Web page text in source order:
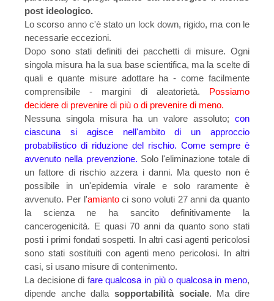
post ideologico.
Lo scorso anno c'è stato un lock down, rigido, ma con le
necessarie eccezioni.
Dopo sono stati definiti dei pacchetti di misure. Ogni
singola misura ha la sua base scientifica, ma la scelte di
quali e quante misure adottare ha - come facilmente
comprensibile - margini di aleatorietà. Possiamo
decidere di prevenire di più o di prevenire di meno.
Nessuna singola misura ha un valore assoluto; con
ciascuna si agisce nell'ambito di un approccio
probabilistico di riduzione del rischio. Come sempre è
avvenuto nella prevenzione. Solo l'eliminazione totale di
un fattore di rischio azzera i danni. Ma questo non è
possibile in un'epidemia virale e solo raramente è
avvenuto. Per l'amiantoci sono voluti 27 anni da quanto
la scienza ne ha sancito definitivamente la
cancerogenicità. E quasi 70 anni da quanto sono stati
posti i primi fondati sospetti. In altri casi agenti pericolosi
sono stati sostituiti con agenti meno pericolosi. In altri
casi, si usano misure di contenimento.
La decisione di fare qualcosa in più o qualcosa in meno,
dipende anche dalla sopportabilità sociale. Ma dire